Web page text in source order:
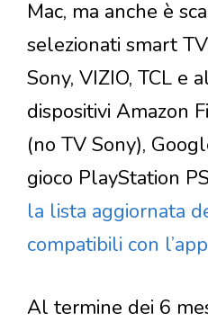
Mac, ma anche è
selezionati smart
Sony, VIZIO, TCL e
dispositivi Amazon
(no TV Sony),
gioco PlayStation
la lista aggiornata
compatibili con
Al termine dei 6